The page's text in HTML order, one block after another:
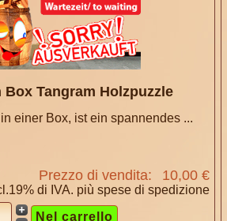
Box Tangram Holzpuzzle
einer Box, ist ein spannendes ...
Prezzo di vendita: 10,00 €
di IVA. più spese di spedizione